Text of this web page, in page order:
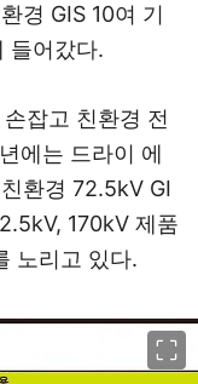
경 GIS 10여 기
들어갔다.
잡고 친환경 전
에는 드라이 에
환경 72.5kV GI
170kV 제품
노리고 있다.